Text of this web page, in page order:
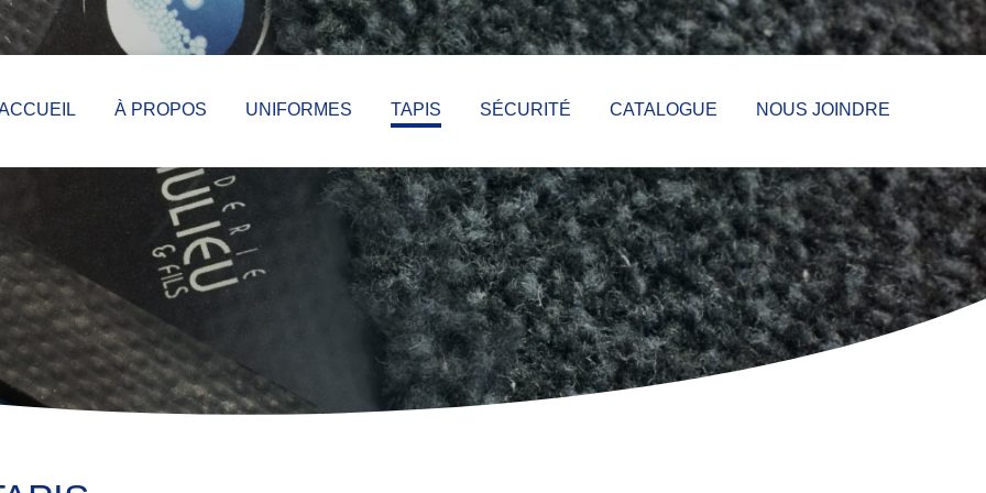
À PROPOS UNIFORMES TAPIS SÉCURITÉ CATALOGUE NOUS JOINDRE